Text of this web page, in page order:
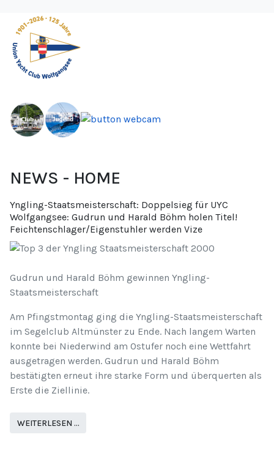
NEWS - HOME
Yngling-Staatsmeisterschaft: Doppelsieg für UYC
Wolfgangsee: Gudrun und Harald Böhm holen Titel!
Feichtenschlager/Eigenstuhler werden Vize
Gudrun und Harald Böhm gewinnen Yngling-
Staatsmeisterschaft
Am Pfingstmontag ging die Yngling-Staatsmeisterschaft
im Segelclub Altmünster zu Ende. Nach langem Warten
konnte bei Niederwind am Ostufer noch eine Wettfahrt
ausgetragen werden. Gudrun und Harald Böhm
bestätigten erneut ihre starke Form und überquerten als
Erste die Ziellinie.
WEITERLESEN …